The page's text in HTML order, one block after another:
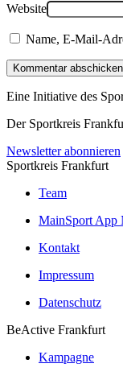
Website
Name, E-Mail-
Kommentar abschicken
Eine Initiative des
Der Sportkreis
Newsletter abonnieren
Sportkreis Frankfurt
Team
MainSport App
Kontakt
Impressum
Datenschutz
BeActive Frankfurt
Kampagne